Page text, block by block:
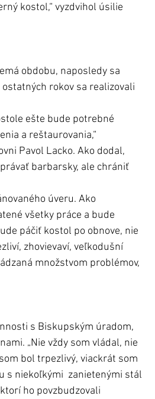
kostol,“ vyzdvihol úsilie
obdobu, naposledy sa
rokov sa realizovali
ešte bude potrebné
a reštaurovania,“
Pavol Lacko. Ako dodal,
barbarsky, ale chrániť
úveru. Ako
všetky práce a bude
páčiť kostol po obnove, nie
zhovievaví, veľkodušní
množstvom problémov,
s Biskupským úradom,
„Nie vždy som vládal, nie
bol trpezlivý, viackrát som
niekoľkými  zanietenými stál
ho povzbudzovali